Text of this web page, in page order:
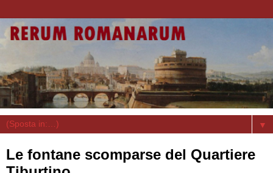
▼
Le fontane scomparse del Quartiere